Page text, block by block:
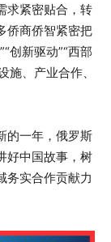
求紧密贴合，转
侨商侨智紧密把
创新驱动”“西部
施、产业合作、
一年，俄罗斯
好中国故事，树
务实合作贡献力